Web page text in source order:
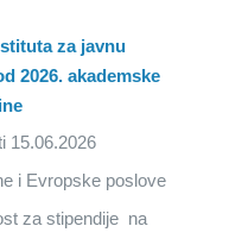
za javnu
2026. akademske
15.06.2026
i Evropske poslove
za stipendije na